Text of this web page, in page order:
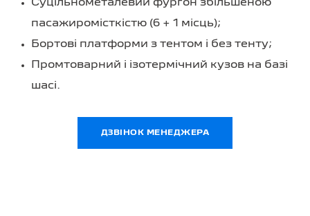
Суцільнометалевий фургон збільшеною
пасажиромісткістю (6 + 1 місць);
Бортові платформи з тентом і без тенту;
Промтоварний і ізотермічний кузов на базі
шасі.
ДЗВІНОК МЕНЕДЖЕРА